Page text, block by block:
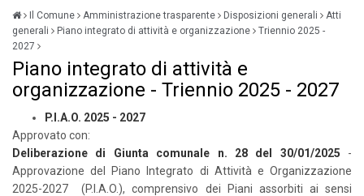
Il Comune Amministrazione trasparente Disposizioni generali
Atti
generali
Piano integrato di attività e organizzazione
Triennio 2025 -
2027
Piano integrato di attività e
organizzazione - Triennio 2025 - 2027
P.I.A.O. 2025 - 2027
Approvato con:
Deliberazione di Giunta comunale n. 28 del 30/01/2025 -
Approvazione del Piano Integrato di Attività e Organizzazione
2025-2027 (P.I.A.O.), comprensivo dei Piani assorbiti ai sensi